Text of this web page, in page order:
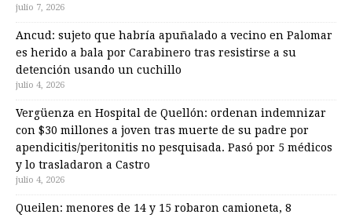
julio 7, 2026
Ancud: sujeto que habría apuñalado a vecino en Palomar
es herido a bala por Carabinero tras resistirse a su
detención usando un cuchillo
julio 4, 2026
Vergüenza en Hospital de Quellón: ordenan indemnizar
con $30 millones a joven tras muerte de su padre por
apendicitis/peritonitis no pesquisada. Pasó por 5 médicos
y lo trasladaron a Castro
julio 4, 2026
Queilen: menores de 14 y 15 robaron camioneta, 8